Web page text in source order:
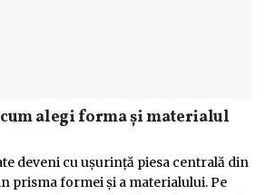
cum alegi forma și materialul
deveni cu ușurință piesa centrală din
prisma formei și a materialului. Pe